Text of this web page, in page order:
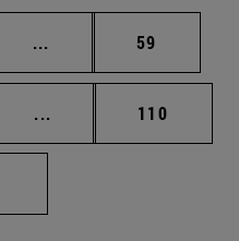
... Páginas intermedias
Página
59
... Páginas intermedias
Página
110